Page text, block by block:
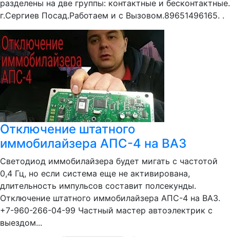
разделены на две группы: контактные и бесконтактные.
г.Сергиев Посад.Работаем и с Вызовом.89651496165. .
Отключение штатного
иммобилайзера АПС-4 на ВАЗ
Светодиод иммобилайзера будет мигать с частотой
0,4 Гц, но если система еще не активирована,
длительность импульсов составит полсекунды.
Отключение штатного иммобилайзера АПС-4 на ВАЗ.
+7-960-266-04-99 Частный мастер автоэлектрик с
выездом...